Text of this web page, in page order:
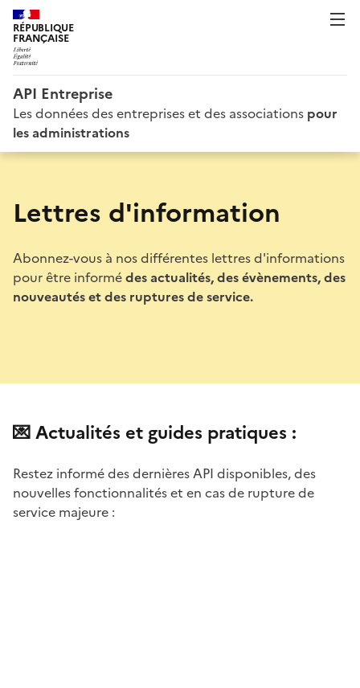
RÉPUBLIQUE
FRANÇAISE
API Entreprise
Les données des entreprises et des associations pour
les administrations
Lettres d'information
Abonnez-vous à nos différentes lettres d'informations
pour être informédes actualités, des évènements, des
nouveautés et des ruptures de service.
💌 Actualités et guides pratiques :
Restez informé des dernières API disponibles, des
nouvelles fonctionnalités et en cas de rupture de
service majeure :